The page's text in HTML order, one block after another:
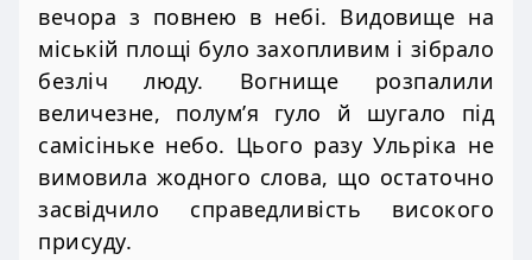
вечора з повнею в небі. Видовище на
міській площі було захопливим і зібрало
безліч люду. Вогнище розпалили
величезне, полум’я гуло й шугало під
самісіньке небо. Цього разу Ульріка не
вимовила жодного слова, що остаточно
засвідчило справедливість високого
присуду.